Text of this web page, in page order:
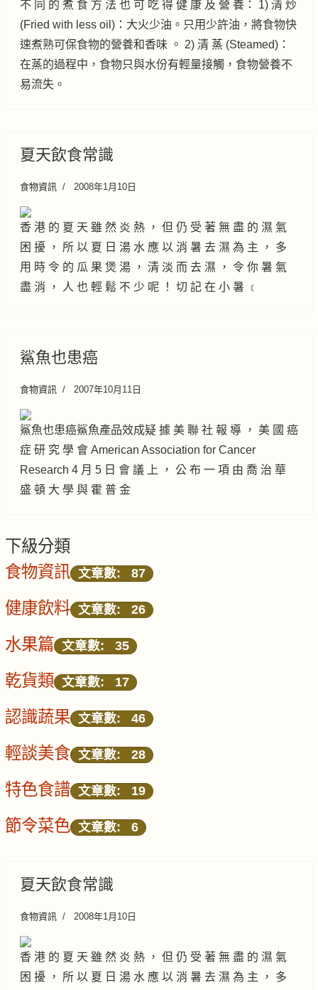
不 同 的 煮 食 方 法 也 可 吃 得 健 康 及 營 養： 1) 清 炒
(Fried with less oil)：大火少油。只用少許油，將食物快
速煮熟可保食物的營養和香味 。 2) 清 蒸 (Steamed)：
在蒸的過程中，食物只與水份有輕量接觸，食物營養不
易流失。
夏天飲食常識
食物資訊 2008年1月10日
香 港 的 夏 天 雖 然 炎 熱 ， 但 仍 受 著 無 盡 的 濕 氣
困 擾 ， 所 以 夏 日 湯 水 應 以 消 暑 去 濕 為 主 ， 多
用 時 令 的 瓜 果 煲 湯 ， 清 淡 而 去 濕 ， 令 你 暑 氣
盡 消 ， 人 也 輕 鬆 不 少 呢 ！ 切 記 在 小 暑 ﹝
鯊魚也患癌
食物資訊 2007年10月11日
鯊魚也患癌鯊魚產品效成疑 據 美 聯 社 報 導 ， 美 國 癌
症 研 究 學 會 American Association for Cancer
Research 4 月 5 日 會 議 上 ， 公 布 一 項 由 喬 治 華
盛 頓 大 學 與 霍 普 金
下級分類
食物資訊 文章數: 87
健康飲料 文章數: 26
水果篇 文章數: 35
乾貨類 文章數: 17
認識蔬果 文章數: 46
輕談美食 文章數: 28
特色食譜 文章數: 19
節令菜色 文章數: 6
夏天飲食常識
食物資訊 2008年1月10日
香 港 的 夏 天 雖 然 炎 熱 ， 但 仍 受 著 無 盡 的 濕 氣
困 擾 ， 所 以 夏 日 湯 水 應 以 消 暑 去 濕 為 主 ， 多